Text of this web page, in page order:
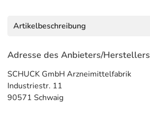
Artikelbeschreibung
Adresse des Anbieters/Herstellers
SCHUCK GmbH Arzneimittelfabrik
Industriestr. 11
90571 Schwaig